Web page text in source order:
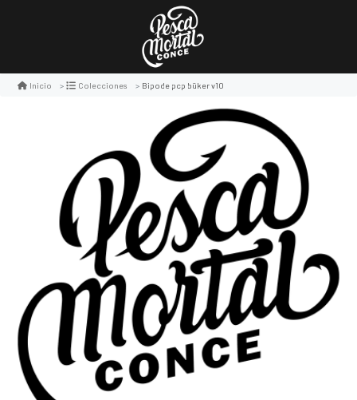
Inicio Colecciones Bipode pcp büker v10